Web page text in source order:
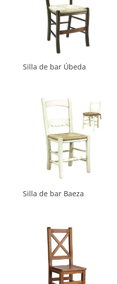
Silla de bar Úbeda
Silla de bar Baeza